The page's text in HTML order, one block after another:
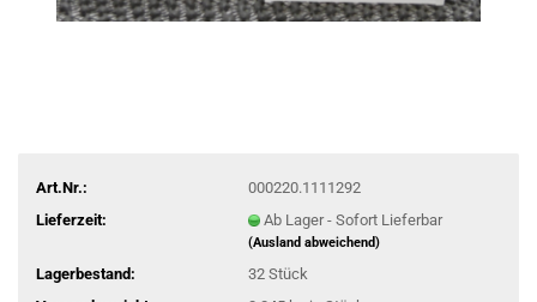
Art.Nr.:
000220.1111292
Lieferzeit:
Ab Lager - Sofort Lieferbar
(Ausland abweichend)
Lagerbestand: 32 Stück